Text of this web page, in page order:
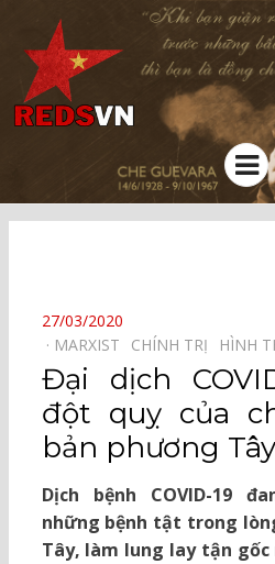
Kênh chia sẻ tri thức cộng đồng
POSTED
ON
27/03/2020
MARXIST⠀ CHÍNH TRỊ⠀ HÌNH
Đại dịch
đột quỵ của
bản phương Tây
Dịch bệnh COVID-19
những bệnh tật trong
Tây, làm lung lay tận